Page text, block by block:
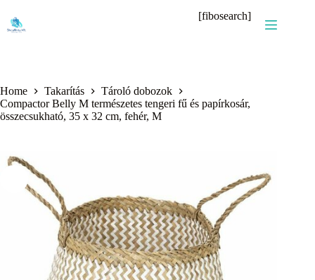
content
[fibosearch]
Home Takarítás
Tároló dobozok
Compactor Belly M természetes tengeri fű és papírkosár,
összecsukható, 35 x 32 cm, fehér, M